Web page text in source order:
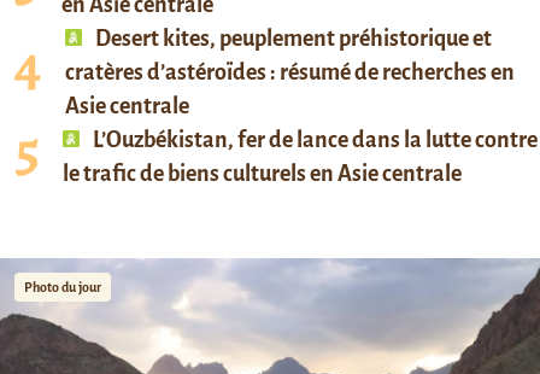
en Asie centrale
Desert kites, peuplement préhistorique et
cratères d’astéroïdes : résumé de recherches en
Asie centrale
L’Ouzbékistan, fer de lance dans la lutte contre
le trafic de biens culturels en Asie centrale
Photo du jour